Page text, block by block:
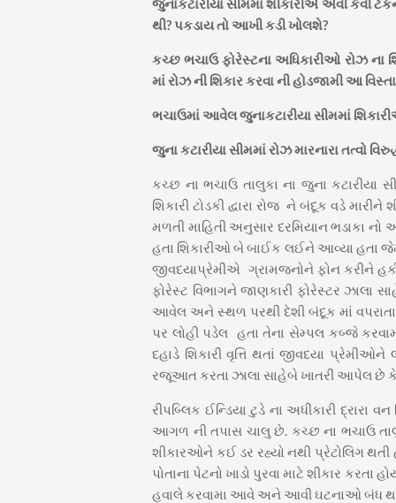
જુનાકટારીયા સીમમાં શીકારીએ એવી કેવી
થી? પકડાય તો આખી કડી ખોલશે?
કચ્છ ભચાઉ ફોરેસ્ટના અધિકારીઓ રોઝ ના
માં રોઝ ની શિકાર કરવા ની હોડજામી આ
ભચાઉમાં આવેલ જુનાકટારીયા સીમમાં
જુના કટારીયા સીમમાં રોઝ મારનારા તત્વો
કચ્છ ના ભચાઉ તાલુકા ના જુના કટારીયા
શિકારી ટોડકી દ્વારા રોજ ને બંદૂક વડે
મળતી માહિતી અનુસાર દરમિયાન ભડાકા
હતા શિકારીઓ બે બાઈક લઈને આવ્યા હતા
જીવદયાપ્રેમીએ ગ્રામજનોને ફોન કરીને
ફોરેસ્ટ વિભાગને જાણકારી ફોરેસ્ટર ઝાલા
આવેલ અને સ્થળ પરથી દેશી બંદૂક માં વપરાતા
પર લોહી પડેલ હતા તેના સેમ્પલ કબ્જે
દહાડે શિકારી વૃત્તિ થતાં જીવદયા
રજૂઆત કરતા ઝાલા સાહેબે ખાતરી આપેલ છે કે
રીપબ્લિક ઈન્ડિયા ટુડે ના અધીકારી
આગળ ની તપાસ ચાલુ છે. કચ્છ ના ભચાઉ
શીકારઓને કઈ ડર રહ્યો નથી પ્રેટોલિગ
પોતાના પેટનો ખાડો પુરવા માટે શીકાર
હવાલે કરવામા આવે અને આવી ઘટનાઓ બંધ